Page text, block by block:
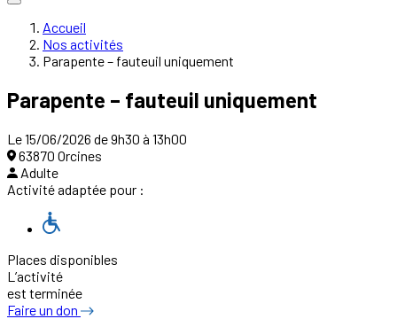
Accueil
Nos activités
Parapente – fauteuil uniquement
Parapente – fauteuil uniquement
Le 15/06/2026 de 9h30 à 13h00
63870 Orcines
Adulte
Activité adaptée pour :
Places disponibles
L’activité
est terminée
Faire un don